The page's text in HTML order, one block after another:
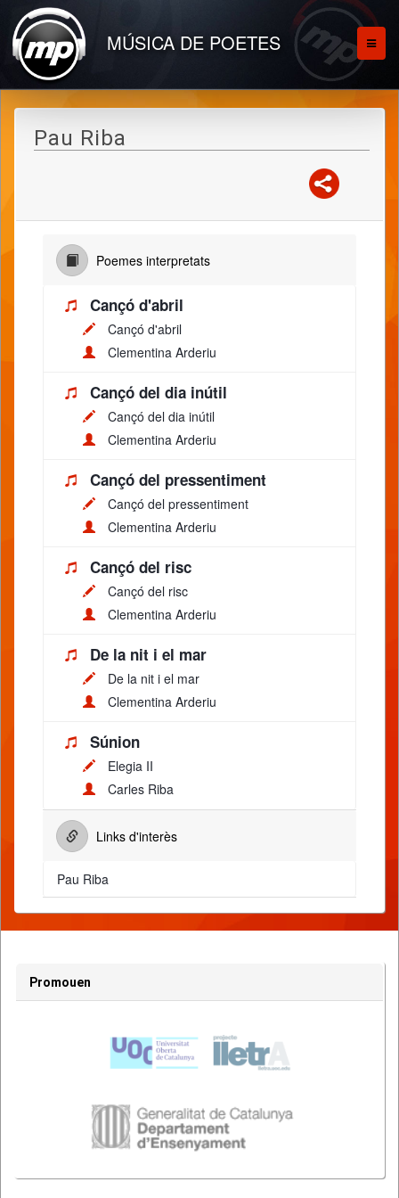
MÚSICA DE POETES
Pau Riba
Poemes interpretats
Cançó d'abril
Cançó d'abril
Clementina Arderiu
Cançó del dia inútil
Cançó del dia inútil
Clementina Arderiu
Cançó del pressentiment
Cançó del pressentiment
Clementina Arderiu
Cançó del risc
Cançó del risc
Clementina Arderiu
De la nit i el mar
De la nit i el mar
Clementina Arderiu
Súnion
Elegia II
Carles Riba
Links d'interès
Pau Riba
Promouen